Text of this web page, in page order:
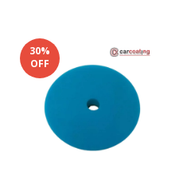
30%
OFF